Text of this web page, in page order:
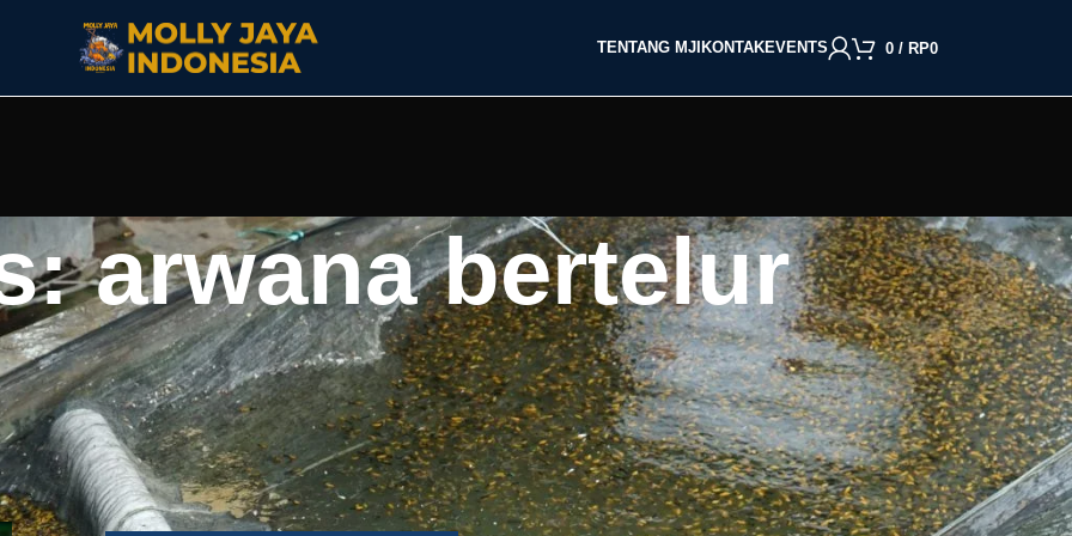
TENTANG MJI KONTAKEVENTS 0 / RP0
arwana bertelur
mengeluarkan telur, lalu induk jantan membuahi telur
di dalam mulut hingga menetas. Setelah telur menetas,
berenang dan mencari makan. Cara berkembang biak ini
pertumbuhan.
BACA BERDASARKAN JENIS IKAN
Cupang
Molly
Channa
Koi